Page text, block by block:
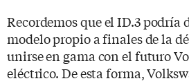
Recordemos que el ID.3 podría
modelo propio a finales de la
unirse en gama con el futuro
eléctrico. De esta forma,